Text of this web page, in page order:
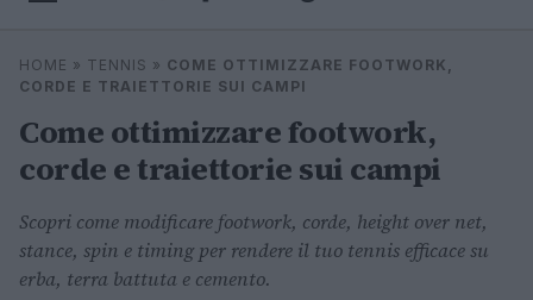
Cerca
HOME » TENNIS » COME OTTIMIZZARE FOOTWORK,
CORDE E TRAIETTORIE SUI CAMPI
Come ottimizzare footwork,
corde e traiettorie sui campi
Scopri come modificare footwork, corde, height over net,
stance, spin e timing per rendere il tuo tennis efficace su
erba, terra battuta e cemento.